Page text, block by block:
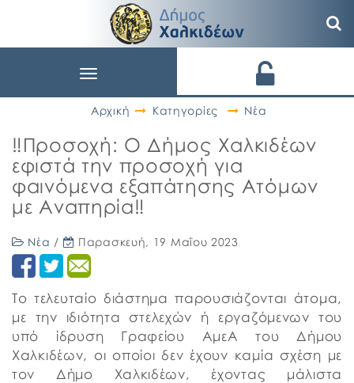
Toggle
Αρχική
Κατηγορίες Νέα
‼️Προσοχή: Ο Δήμος Χαλκιδέων
εφιστά την προσοχή για
φαινόμενα εξαπάτησης Ατόμων
με Αναπηρία‼️
Νέα / Παρασκευή, 19 Μαΐου 2023
Το τελευταίο διάστημα παρουσιάζονται άτομα,
με την ιδιότητα στελεχών ή εργαζόμενων του
υπό ίδρυση Γραφείου ΑμεΑ του Δήμου
Χαλκιδέων, οι οποίοι δεν έχουν καμία σχέση με
τον Δήμο Χαλκιδέων, έχοντας μάλιστα